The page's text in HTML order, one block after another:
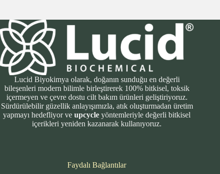
Lucid Biyokimya olarak, doğanın sunduğu en değerli
bileşenleri modern bilimle birleştirerek 100% bitkisel, toksik
içermeyen ve çevre dostu cilt bakım ürünleri geliştiriyoruz.
Sürdürülebilir güzellik anlayışımızla, atık oluşturmadan üretim
yapmayı hedefliyor veupcycle yöntemleriyle değerli bitkisel
içerikleri yeniden kazanarak kullanıyoruz.
Faydalı Bağlantılar